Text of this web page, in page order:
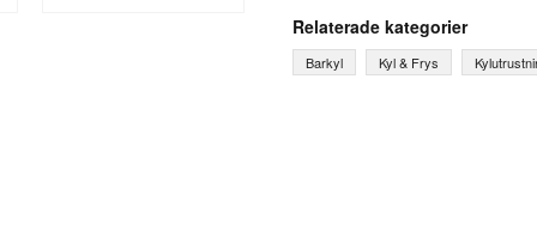
LED-belysning
Ventilerad
Fråga oss något om
Relaterade kategorier
Barkyl Kyl & Frys